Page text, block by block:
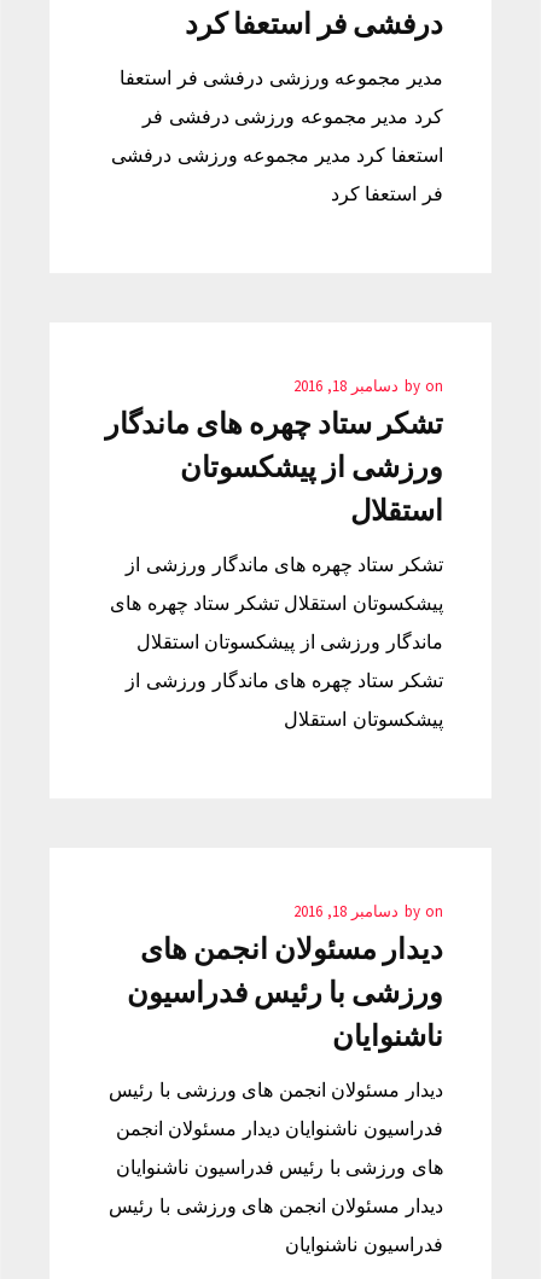
درفشی فر استعفا کرد
مدیر مجموعه ورزشی درفشی فر استعفا
کرد مدیر مجموعه ورزشی درفشی فر
استعفا کرد مدیر مجموعه ورزشی درفشی
فر استعفا کرد
by on دسامبر 18, 2016
تشکر ستاد چهره های ماندگار
ورزشی از پیشکسوتان
استقلال
تشکر ستاد چهره های ماندگار ورزشی از
پیشکسوتان استقلال تشکر ستاد چهره های
ماندگار ورزشی از پیشکسوتان استقلال
تشکر ستاد چهره های ماندگار ورزشی از
پیشکسوتان استقلال
by on دسامبر 18, 2016
دیدار مسئولان انجمن های
ورزشی با رئیس فدراسیون
ناشنوایان
دیدار مسئولان انجمن های ورزشی با رئیس
فدراسیون ناشنوایان دیدار مسئولان انجمن
های ورزشی با رئیس فدراسیون ناشنوایان
دیدار مسئولان انجمن های ورزشی با رئیس
فدراسیون ناشنوایان